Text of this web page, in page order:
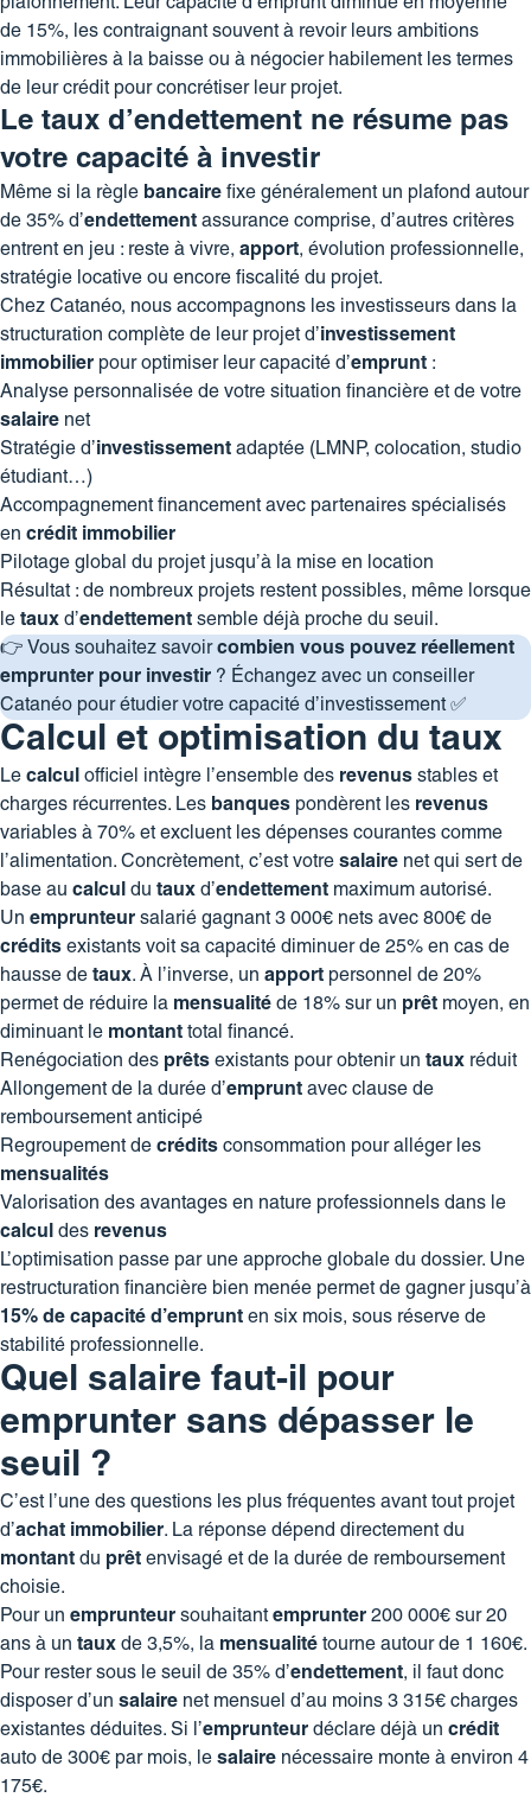
de 15%, les contraignant souvent à revoir leurs ambitions
immobilières à la baisse ou à négocier habilement les termes
de leur créditpour concrétiser leur projet.
Le taux d’endettement ne résume pas
votre capacité à investir
Même si la règle bancaire fixe généralement un plafond autour
de 35% d’endettement assurance comprise, d’autres critères
entrent en jeu : reste à vivre, apport, évolution professionnelle,
stratégie locative ou encore fiscalité du projet.
Chez Catanéo, nous accompagnons les investisseurs dans la
structuration complète de leur projet d’investissement
immobilier pour optimiser leur capacité d’emprunt :
Analyse personnalisée de votre situation financière et de votre
salaire net
Stratégie d’investissement adaptée (LMNP, colocation, studio
étudiant…)
Accompagnement financement avec partenaires spécialisés
en crédit immobilier
Pilotage global du projet jusqu’à la mise en location
Résultat : de nombreux projets restent possibles, même lorsque
le taux d’endettement semble déjà proche du seuil.
👉 Vous souhaitez savoircombien vous pouvez réellement
emprunter pour investir ? Échangez avec un conseiller
Catanéo pour étudier votre capacité d’investissement ✅
Calcul et optimisation du taux
Le calcul officiel intègre l’ensemble des revenus stables et
charges récurrentes. Les banques pondèrent les revenus
variables à 70% et excluent les dépenses courantes comme
l’alimentation. Concrètement, c’est votre salaire net qui sert de
base au calcul du taux d’endettement maximum autorisé.
Un emprunteur salarié gagnant 3 000€ nets avec 800€ de
crédits existants voit sa capacité diminuer de 25% en cas de
hausse de taux. À l’inverse, un apport personnel de 20%
permet de réduire la mensualité de 18% sur un prêt moyen, en
diminuant le montant total financé.
Renégociation des prêts existants pour obtenir un taux réduit
Allongement de la durée d’emprunt avec clause de
remboursement anticipé
Regroupement de crédits consommation pour alléger les
mensualités
Valorisation des avantages en nature professionnels dans le
calcul des revenus
L’optimisation passe par une approche globale du dossier. Une
restructuration financière bien menée permet de gagner jusqu’à
15% de capacité d’emprunt en six mois, sous réserve de
stabilité professionnelle.
Quel salaire faut-il pour
emprunter sans dépasser le
seuil ?
C’est l’une des questions les plus fréquentes avant tout projet
d’achat immobilier. La réponse dépend directement du
montant du prêt envisagé et de la durée de remboursement
choisie.
Pour un emprunteur souhaitantemprunter 200 000€ sur 20
ans à un taux de 3,5%, la mensualité tourne autour de 1 160€.
Pour rester sous le seuil de 35% d’endettement, il faut donc
disposer d’un salaire net mensuel d’au moins 3 315€ charges
existantes déduites. Si l’emprunteur déclare déjà un crédit
auto de 300€ par mois, le salaire nécessaire monte à environ 4
175€.